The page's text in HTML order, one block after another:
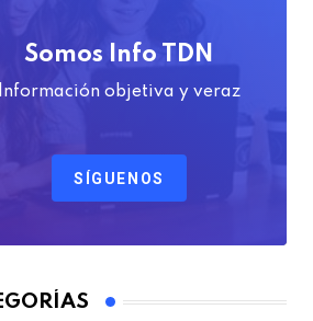
Somos Info TDN
Información objetiva y veraz
SÍGUENOS